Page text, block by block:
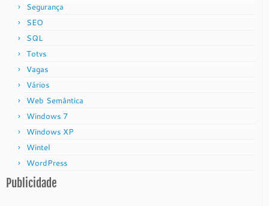
Segurança
SEO
SQL
Totvs
Vagas
Vários
Web Semântica
Windows 7
Windows XP
Wintel
WordPress
Publicidade